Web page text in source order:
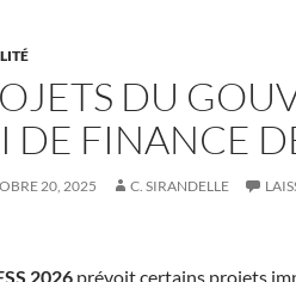
DU
DE FINANCE
20, 2025 C. SIRANDELLE
2026 prévoit certains projets